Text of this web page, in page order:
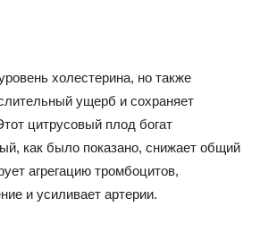
холестерина, но также
ущерб и сохраняет
цитрусовый плод богат
как было показано, снижает общий
агрегацию тромбоцитов,
и усиливает артерии.